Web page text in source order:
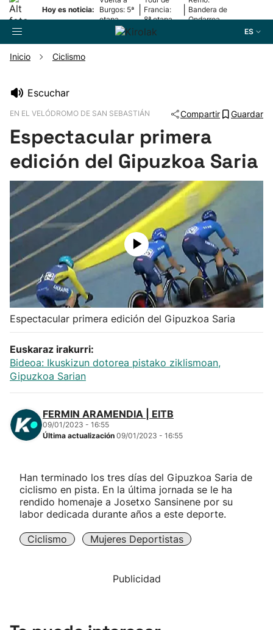
Hoy es noticia:
Burgos: 5ª
etapa
Francia:
8ª etapa
Bandera de
Ondarroa
ES
Pelota
Remo
Baloncesto
Ciclismo
Herri-kirolak
Balonmano
Kirolak 360
Atletismo
Carreras de montaña
"Helmuga"
Inicio Ciclismo
Escuchar
EN EL VELÓDROMO DE SAN SEBASTIÁN Compartir Guardar
Espectacular primera
edición del Gipuzkoa Saria
Espectacular primera edición del Gipuzkoa Saria
Euskaraz irakurri:
Bideoa: Ikuskizun dotorea pistako ziklismoan,
Gipuzkoa Sarian
FERMIN ARAMENDIA | EITB
09/01/2023 - 16:55
Última actualización 09/01/2023 - 16:55
Han terminado los tres días del Gipuzkoa Saria de
ciclismo en pista. En la última jornada se le ha
rendido homenaje a Josetxo Sansinene por su
labor dedicada durante años a este deporte.
Ciclismo Mujeres Deportistas
Publicidad